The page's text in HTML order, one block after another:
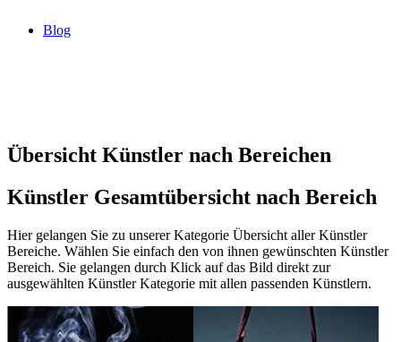
Blog
Übersicht Künstler nach Bereichen
Künstler Gesamtübersicht nach Bereich
Hier gelangen Sie zu unserer Kategorie Übersicht aller Künstler
Bereiche. Wählen Sie einfach den von ihnen gewünschten Künstler
Bereich. Sie gelangen durch Klick auf das Bild direkt zur
ausgewählten Künstler Kategorie mit allen passenden Künstlern.